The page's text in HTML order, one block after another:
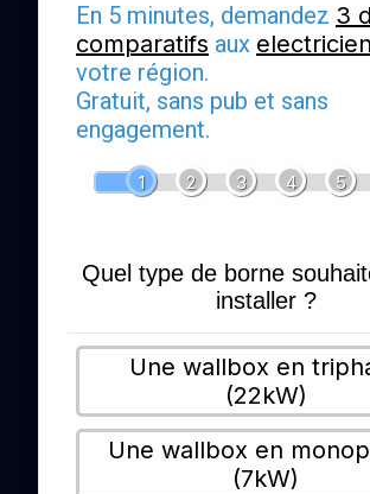
En 5 minutes, demandez 3
comparatifs aux
votre région.
Gratuit, sans pub et sans
engagement.
1 2 3 4 5
Quel type de borne
installer ?
Une wallbox en
(22kW)
Une wallbox en
(7kW)